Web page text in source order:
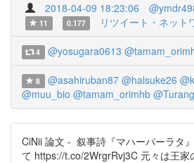
2018-04-09 18:23:06
11
0.177 リツイート・ネット
4 @yosugara0613
8 @asahiruban87 @halsuke26
@muu_bio @tamam_orimhb
CiNii 論文 - 叙事詩『マハーバーラタ
て https://t.co/2WrgrRvj3C 元々は王家